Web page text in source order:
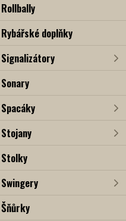
Rollbally
Rybářské doplňky
Signalizátory
Sonary
Spacáky
Stojany
Stolky
Swingery
Šňůrky